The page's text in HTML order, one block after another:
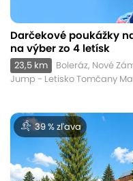
Darčekové poukážky
na výber zo 4 letísk
23,5 km
Boleráz, Nové
Jump - Letisko Tomčany
39 % zľava